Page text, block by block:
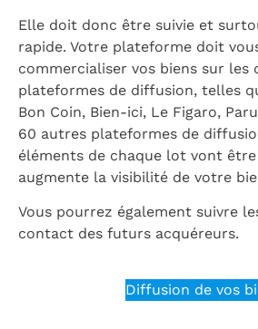
Elle doit donc être suivie et
rapide. Votre plateforme doit
commercialiser vos biens sur les
plateformes de diffusion, telles
Bon Coin, Bien-ici, Le Figaro,
60 autres plateformes de
éléments de chaque lot vont
augmente la visibilité de votre
Vous pourrez également suivre
contact des futurs acquéreurs.
Diffusion de vos